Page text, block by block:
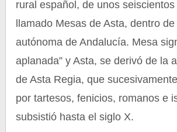
rural español, de unos
llamado Mesas de Asta, dentro
autónoma de Andalucía. Mesa
aplanada” y Asta, se derivó de la
de Asta Regia, que
por tartesos, fenicios, romanos e
subsistió hasta el siglo X.